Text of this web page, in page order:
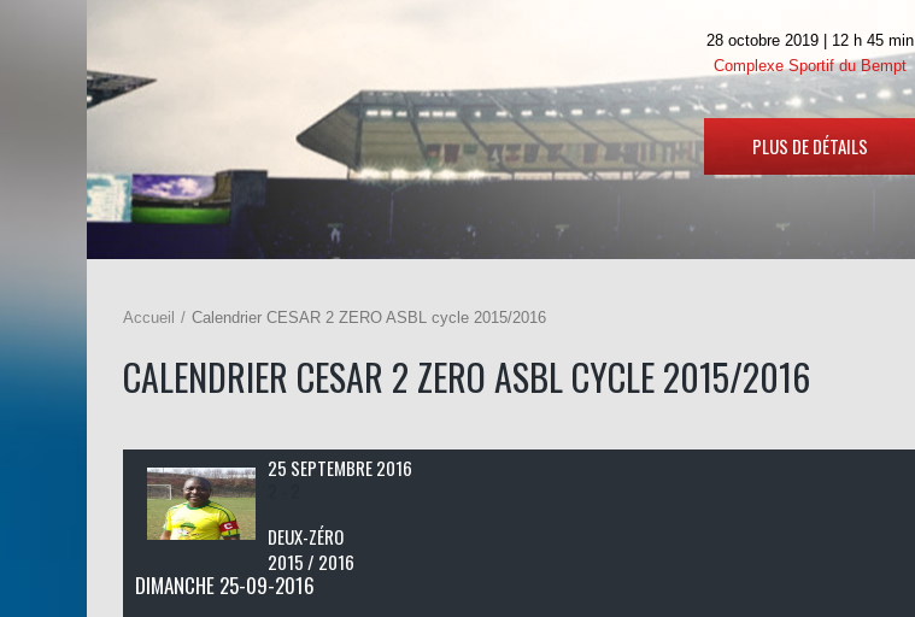
28 octobre 2019 | 12 h 45 min
Complexe Sportif du Bempt
PLUS DE DÉTAILS
Accueil Calendrier CESAR 2 ZERO ASBL cycle 2015/2016
CALENDRIER CESAR 2 ZERO ASBL CYCLE 2015/2016
25 SEPTEMBRE 2016
DEUX-ZÉRO
2015 / 2016
DIMANCHE 25-09-2016